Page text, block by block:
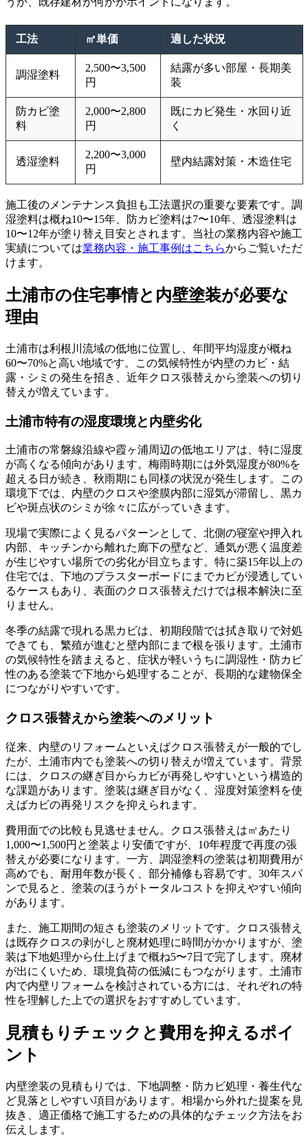
工法 ㎡単価 適した状況
調湿塗料
2,500〜3,500
円
結露が多い部屋・長期美
装
防カビ塗
料
2,000〜2,800
円
既にカビ発生・水回り近
く
透湿塗料
2,200〜3,000
円
壁内結露対策・木造住宅
施工後のメンテナンス負担も工法選択の重要な要素です。調
湿塗料は概ね10〜15年、防カビ塗料は7〜10年、透湿塗料は
10〜12年が塗り替え目安とされます。当社の業務内容や施工
実績については業務内容・施工事例はこちらからご覧いただ
けます。
土浦市の住宅事情と内壁塗装が必要な
理由
土浦市は利根川流域の低地に位置し、年間平均湿度が概ね
60〜70%と高い地域です。この気候特性が内壁のカビ・結
露・シミの発生を招き、近年クロス張替えから塗装への切り
替えが増えています。
土浦市特有の湿度環境と内壁劣化
土浦市の常磐線沿線や霞ヶ浦周辺の低地エリアは、特に湿度
が高くなる傾向があります。梅雨時期には外気湿度が80%を
超える日が続き、秋雨期にも同様の状況が発生します。この
環境下では、内壁のクロスや塗膜内部に湿気が滞留し、黒カ
ビや斑点状のシミが徐々に広がっていきます。
現場で実際によく見るパターンとして、北側の寝室や押入れ
内部、キッチンから離れた廊下の壁など、通気が悪く温度差
が生じやすい場所での劣化が目立ちます。特に築15年以上の
住宅では、下地のプラスターボードにまでカビが浸透してい
るケースもあり、表面のクロス張替えだけでは根本解決に至
りません。
冬季の結露で現れる黒カビは、初期段階では拭き取りで対処
できても、繁殖が進むと壁内部にまで根を張ります。土浦市
の気候特性を踏まえると、症状が軽いうちに調湿性・防カビ
性のある塗装で下地から処理することが、長期的な建物保全
につながりやすいです。
クロス張替えから塗装へのメリット
従来、内壁のリフォームといえばクロス張替えが一般的でし
たが、土浦市内でも塗装への切り替えが増えています。背景
には、クロスの継ぎ目からカビが再発しやすいという構造的
な課題があります。塗装は継ぎ目がなく、湿度対策塗料を使
えばカビの再発リスクを抑えられます。
費用面での比較も見逃せません。クロス張替えは㎡あたり
1,000〜1,500円と塗装より安価ですが、10年程度で再度の張
替えが必要になります。一方、調湿塗料の塗装は初期費用が
高めでも、耐用年数が長く、部分補修も容易です。30年スパ
ンで見ると、塗装のほうがトータルコストを抑えやすい傾向
があります。
また、施工期間の短さも塗装のメリットです。クロス張替え
は既存クロスの剥がしと廃材処理に時間がかかりますが、塗
装は下地処理から仕上げまで概ね5〜7日で完了します。廃材
が出にくいため、環境負荷の低減にもつながります。土浦市
内で内壁リフォームを検討されている方には、それぞれの特
性を理解した上での選択をおすすめしています。
見積もりチェックと費用を抑えるポイ
ント
内壁塗装の見積もりでは、下地調整・防カビ処理・養生代な
ど見落としやすい項目があります。相場から外れた提案を見
抜き、適正価格で施工するための具体的なチェック方法をお
伝えします。